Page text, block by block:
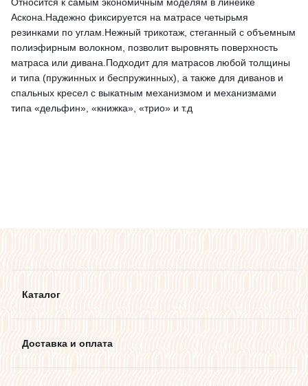
Относится к самым экономичным моделям в линейке
Аскона.Надежно фиксируется на матрасе четырьмя
резинками по углам.Нежный трикотаж, стеганный с объемным
полиэфирным волокном, позволит выровнять поверхность
матраса или дивана.Подходит для матрасов любой толщины
и типа (пружинных и беспружинных), а также для диванов и
спальных кресел с выкатным механизмом и механизмами
типа «дельфин», «книжка», «трио» и т.д
Каталог
Доставка и оплата